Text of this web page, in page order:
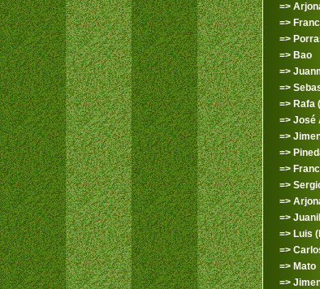
=>
=>
=>
=> Bao
=>
=>
=> Rafa
=> José
=>
=>
=>
=>
=>
=>
=> Luis
=>
=> Mato
=>